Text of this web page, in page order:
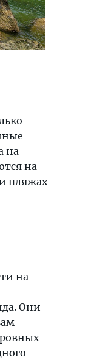
на
на
пляжах
на
Они